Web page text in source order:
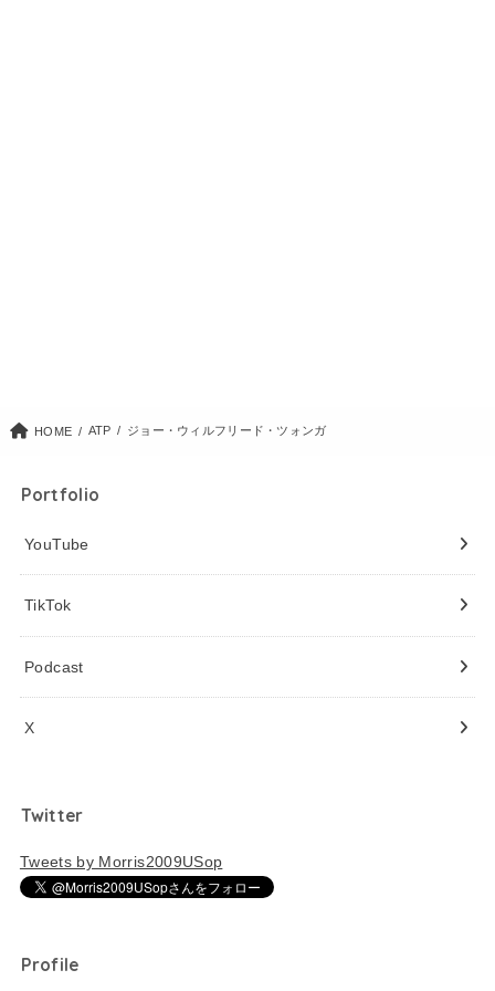
HOME ATP ジョー・ウィルフリード・ツォンガ
Portfolio
YouTube
TikTok
Podcast
X
Twitter
Tweets by Morris2009USop
Profile